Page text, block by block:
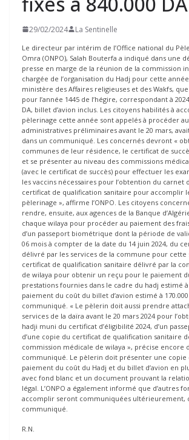
29/02/2024 La Sentinelle
Le directeur par intérim de l’Office national du
Omra (ONPO), Salah Bouterfa a indiqué dans une
presse en marge de la réunion de la commission
chargée de l’organisation du Hadj pour cette
ministère des Affaires religieuses et des Wakfs,
pour l’année 1445 de l’hégire, correspondant à
DA, billet d’avion inclus. Les citoyens habilités à
pèlerinage cette année sont appelés à procéder
administratives préliminaires avant le 20 mars,
dans un communiqué. Les concernés devront «
communes de leur résidence, le certificat de
et se présenter au niveau des commissions
(avec le certificat de succès) pour effectuer les
les vaccins nécessaires pour l’obtention du carnet
certificat de qualification sanitaire pour accomplir
pèlerinage », affirme l’ONPO. Les citoyens
rendre, ensuite, aux agences de la Banque
chaque wilaya pour procéder au paiement des
d’un passeport biométrique dont la période de
06 mois à compter de la date du 14 juin 2024, du
délivré par les services de la commune pour cette
certificat de qualification sanitaire délivré par la
de wilaya pour obtenir un reçu pour le paiement
prestations fournies dans le cadre du hadj estimé à
paiement du coût du billet d’avion estimé à
communiqué. « Le pèlerin doit aussi prendre
services de la daïra avant le 20 mars 2024 pour
hadji muni du certificat d’éligibilité 2024, d’un
d’une copie du certificat de qualification sanitaire
commission médicale de wilaya », précise encore
communiqué. Le pèlerin doit présenter une copie
paiement du coût du Hadj et du billet d’avion en
avec fond blanc et un document prouvant la
légal. L’ONPO a également informé que d’autres
accomplir seront communiquées ultérieurement,
communiqué.
R.N.